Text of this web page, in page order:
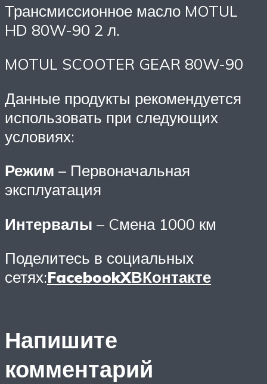
Трансмиссионное масло MOTUL
HD 80W-90 2 л.
MOTUL SCOOTER GEAR 80W-90
Данные продукты рекомендуется
использовать при следующих
условиях:
Режим – Первоначальная
эксплуатация
Интервалы – Cмена 1000 км
Поделитесь в социальных
сетях:FacebookXВКонтакте
Напишите
комментарий